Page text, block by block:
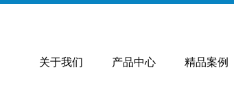
关于我们 产品中心 精品案例